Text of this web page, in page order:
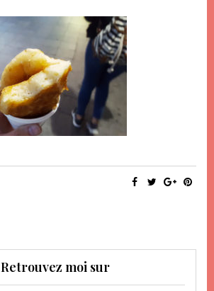
Retrouvez moi sur